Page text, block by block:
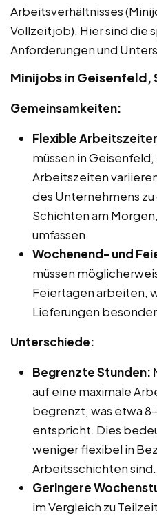
Arbeitsverhältnisses
Vollzeitjob). Hier sind die
Anforderungen und
Minijobs in Geisenfeld,
Gemeinsamkeiten:
Flexible
müssen in
Arbeitszeiten
des Unternehmens
Schichten am
umfassen.
Wochenend- und
müssen
Feiertagen arbeiten,
Lieferungen
Unterschiede:
Begrenzte Stunden:
auf eine maximale
begrenzt, was etwa
entspricht. Dies
weniger flexibel in
Arbeitsschichten sind.
Geringere
im Vergleich zu